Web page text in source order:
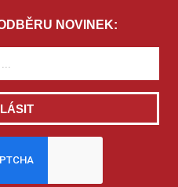
NOVINEK: